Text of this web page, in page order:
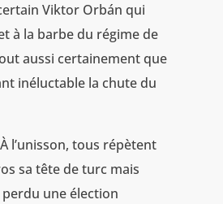
Viktor Orbán qui
à la barbe du régime de
aussi certainement que
inéluctable la chute du
l’unisson, tous répètent
sa tête de turc mais
perdu une élection